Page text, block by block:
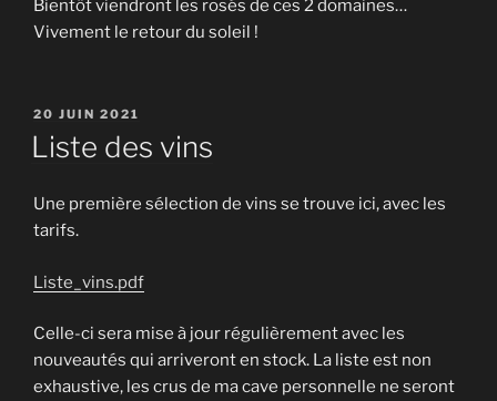
Bientôt viendront les rosés de ces 2 domaines…
Vivement le retour du soleil !
PUBLIÉ
LE
20 JUIN 2021
Liste des vins
Une première sélection de vins se trouve ici, avec les
tarifs.
Liste_vins.pdf
Celle-ci sera mise à jour régulièrement avec les
nouveautés qui arriveront en stock. La liste est non
exhaustive, les crus de ma cave personnelle ne seront